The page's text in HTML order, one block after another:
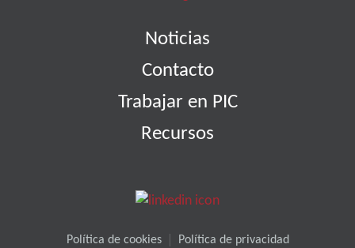
Noticias
Contacto
Trabajar en PIC
Recursos
Política de cookies Política de privacidad